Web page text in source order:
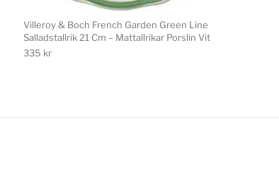
Villeroy & Boch French Garden Green Line
Salladstallrik 21 Cm – Mattallrikar Porslin Vit
335 kr